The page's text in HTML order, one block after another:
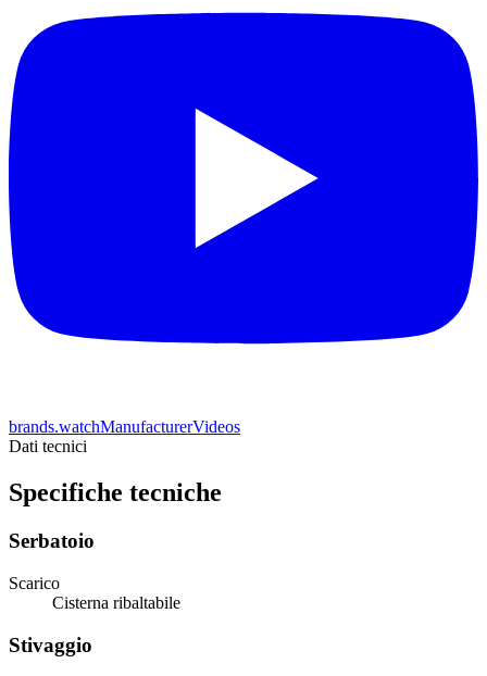
brands.watchManufacturerVideos
Dati tecnici
Specifiche tecniche
Serbatoio
Scarico
Cisterna ribaltabile
Stivaggio